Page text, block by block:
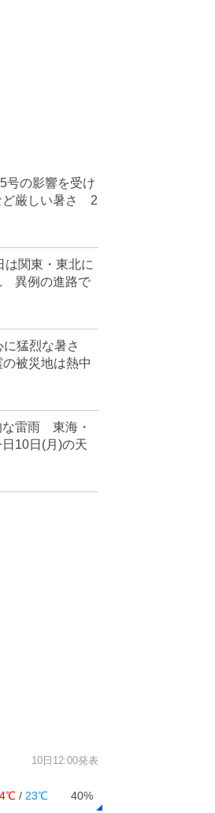
号の影響を受け
厳しい暑さ 2
関東・東北に
異例の進路で
に猛烈な暑さ
被災地は熱中
な雷雨 東海・
10日(月)の天
10日12:00発表
/ 23℃ 40%